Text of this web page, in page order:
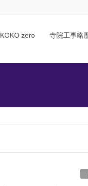
KOKO zero 寺院工事略